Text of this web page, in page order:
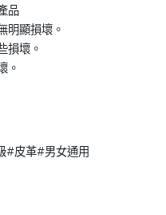
品
明顯損壞。
損壞。
。
#皮革#男女通用